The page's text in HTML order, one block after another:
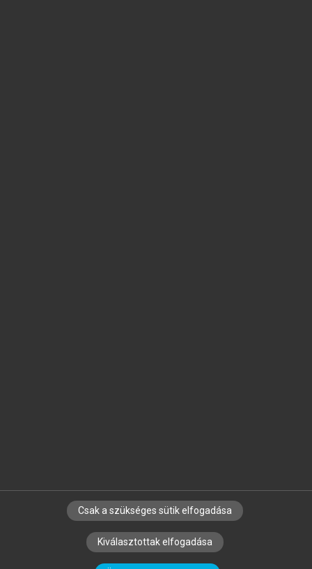
SZERZŐKNEK CÉGEKNEK KÖNYVTÁROSOKNAK
SZERKESZTÉSI ÉS LEKTORÁLÁSI ALAPELVEK
Csak a szükséges sütik elfogadása
Kiválasztottak elfogadása